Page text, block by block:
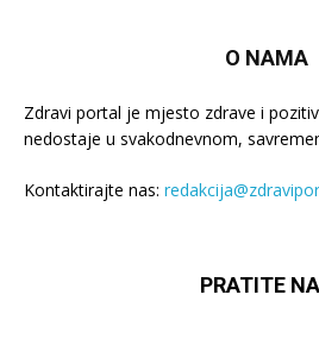
O NAMA
Zdravi portal je mjesto zdrave i
nedostaje u svakodnevnom,
Kontaktirajte nas:
PRATITE